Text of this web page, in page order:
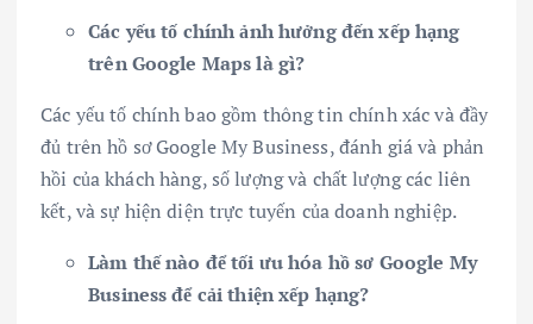
Các yếu tố chính ảnh hưởng đến xếp hạng
trên Google Maps là gì?
Các yếu tố chính bao gồm thông tin chính xác và đầy
đủ trên hồ sơ Google My Business, đánh giá và phản
hồi của khách hàng, số lượng và chất lượng các liên
kết, và sự hiện diện trực tuyến của doanh nghiệp.
Làm thế nào để tối ưu hóa hồ sơ Google My
Business để cải thiện xếp hạng?